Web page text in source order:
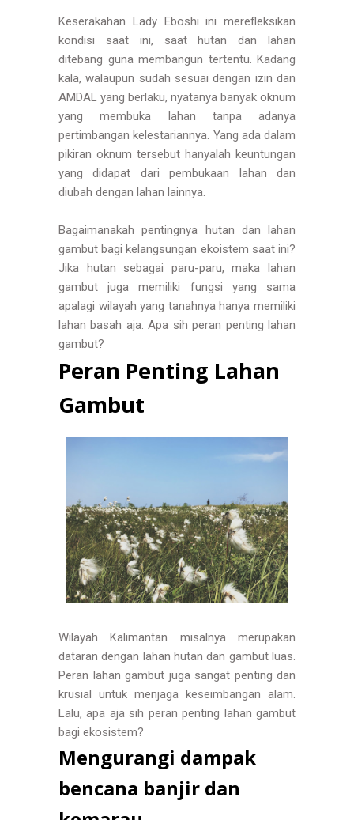
Keserakahan Lady Eboshi ini merefleksikan
kondisi saat ini, saat hutan dan lahan
ditebang guna membangun tertentu. Kadang
kala, walaupun sudah sesuai dengan izin dan
AMDAL yang berlaku, nyatanya banyak oknum
yang membuka lahan tanpa adanya
pertimbangan kelestariannya. Yang ada dalam
pikiran oknum tersebut hanyalah keuntungan
yang didapat dari pembukaan lahan dan
diubah dengan lahan lainnya.
Bagaimanakah pentingnya hutan dan lahan
gambut bagi kelangsungan ekoistem saat ini?
Jika hutan sebagai paru-paru, maka lahan
gambut juga memiliki fungsi yang sama
apalagi wilayah yang tanahnya hanya memiliki
lahan basah aja. Apa sih peran penting lahan
gambut?
Peran Penting Lahan
Gambut
Wilayah Kalimantan misalnya merupakan
dataran dengan lahan hutan dan gambut luas.
Peran lahan gambut juga sangat penting dan
krusial untuk menjaga keseimbangan alam.
Lalu, apa aja sih peran penting lahan gambut
bagi ekosistem?
Mengurangi dampak
bencana banjir dan